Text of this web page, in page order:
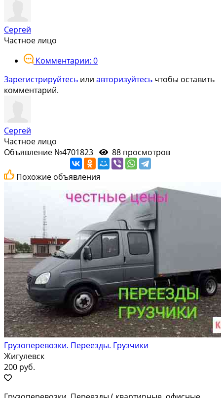
Сергей
Частное лицо
Комментарии: 0
Зарегистрируйтесь или авторизуйтесь чтобы оставить
комментарий.
Сергей
Частное лицо
Объявление №4701823
88 просмотров
Похожие объявления
Грузоперевозки. Переезды. Грузчики
Жигулевск
200 руб.